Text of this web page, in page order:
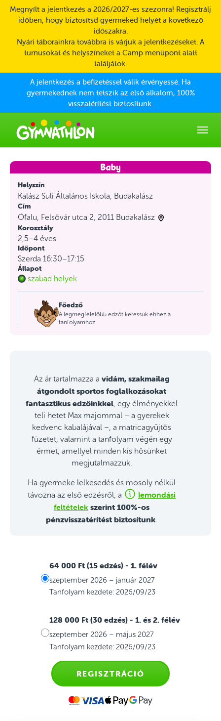
Skip to main content
Megnyílt a jelentkezés a 2026/2027-es szezonra! Regisztrálj
időben, hogy biztosítsd gyermeked helyét a következő
időszakra.
Nyári táborainkra továbbra is várjuk a jelentkezéseket. A
turnusokat és helyszíneket a Camp menüpont alatt
találjátok.
A jelentkezés a befizetéssel válik érvényessé. Ha
gyermekednek nem tetszik az első alkalom, 100%
visszatérítést biztosítunk.
Helyszín
Kalász Suli Általános Iskola, Budakalász
Cím
Ófalu, Felsővár utca 2, 2011 Budakalász
Korosztály
2,5–4 éves
Időpont
Szerda 16:30–17:15
Állapot
szabad helyek
Főedző
A legmegfelelőbb edzőt keressük ehhez a
tanfolyamhoz
Az ár tartalmazza a vidám, szakmailag
átgondolt sportos foglalkozásokat
fantasztikus edzőinkkel , egy élményekkel
teli hetet Max majommal – a gyerekek
kedvenc kabalájával –, a matricagyűjtős
füzetet, valamint a tanfolyam végén egy
érmet, amellyel minden kis hősünket
megjutalmazzuk.
Ha gyermeke lelkesedés és mosoly nélkül
távozna az első edzésről, a
lemondási
feltételek szerint 100%-os
pénzvisszatérítést biztosítunk.
64 000 Ft (15 edzés) - 1. félév
szeptember 2026 – január 2027
Tanfolyam kezdete: 2026/09/23
128 000 Ft (30 edzés) - 1. és 2. félév
szeptember 2026 – május 2027
Tanfolyam kezdete: 2026/09/23
REGISZTRÁCIÓ